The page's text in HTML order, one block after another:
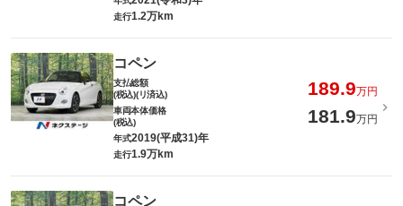
走行1.2万km
コペン
支払総額
(税込)(リ済込)
189.9万円
車両本体価格
(税込)
181.9万円
年式2019(平成31)年
走行1.9万km
コペン